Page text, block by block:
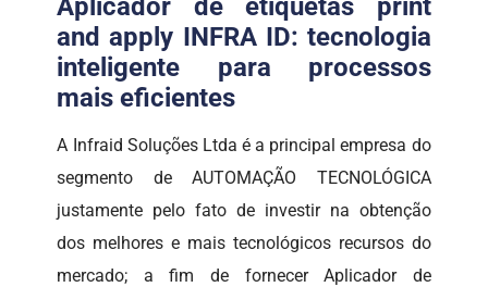
Aplicador de etiquetas print
and apply INFRA ID: tecnologia
inteligente para processos
mais eficientes
A Infraid Soluções Ltda é a principal empresa do
segmento de AUTOMAÇÃO TECNOLÓGICA
justamente pelo fato de investir na obtenção
dos melhores e mais tecnológicos recursos do
mercado; a fim de fornecer Aplicador de